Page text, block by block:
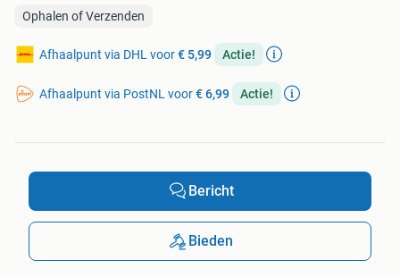
Ophalen of Verzenden
Afhaalpunt via DHL voor€ 5,99 Actie!
Afhaalpunt via PostNL voor€ 6,99 Actie!
Bericht
Bieden